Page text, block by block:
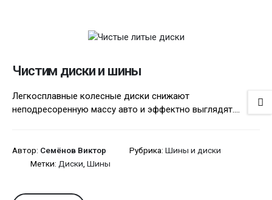
Чистим диски и шины
Легкосплавные колесные диски снижают
неподресоренную массу авто и эффектно выглядят....
Автор: Семёнов Виктор Рубрика: Шины и диски
Метки: Диски Шины